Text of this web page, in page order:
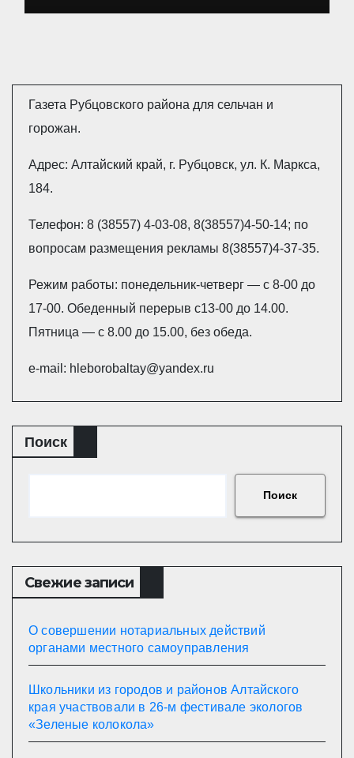
Газета Рубцовского района для сельчан и
горожан.
Адрес: Алтайский край, г. Рубцовск, ул. К. Маркса,
184.
Телефон: 8 (38557) 4-03-08, 8(38557)4-50-14; по
вопросам размещения рекламы 8(38557)4-37-35.
Режим работы: понедельник-четверг — с 8-00 до
17-00. Обеденный перерыв с13-00 до 14.00.
Пятница — с 8.00 до 15.00, без обеда.
e-mail: hleborobaltay@yandex.ru
Поиск
Поиск
Свежие записи
О совершении нотариальных действий
органами местного самоуправления
Школьники из городов и районов Алтайского
края участвовали в 26-м фестивале экологов
«Зеленые колокола»